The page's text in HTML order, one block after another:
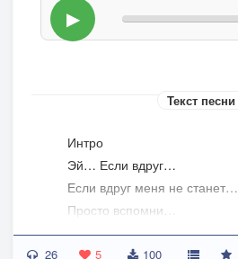
▶
Текст песни
Интро
Эй… Если вдруг…
Если вдруг меня не станет…
Просто вспомни…
Куплет 1
26 5 100